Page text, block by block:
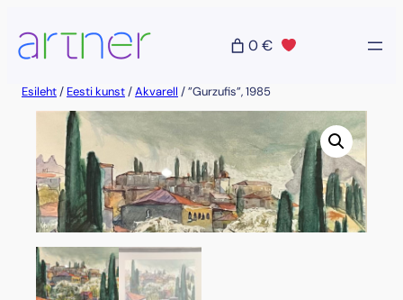
sisu
juurde
0 €
Esileht/ Eesti kunst/Akvarell / ”Gurzufis”, 1985